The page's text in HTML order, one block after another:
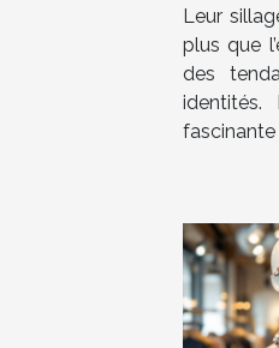
Leur
plus que
des
identités.